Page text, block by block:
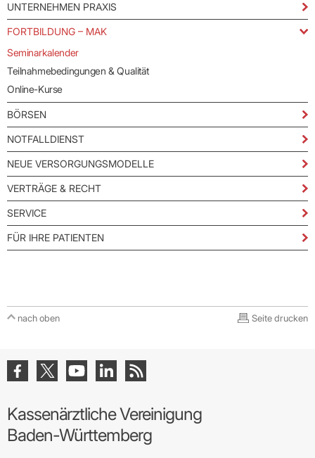
UNTERNEHMEN PRAXIS
FORTBILDUNG – MAK
Seminarkalender
Teilnahmebedingungen & Qualität
Online-Kurse
BÖRSEN
NOTFALLDIENST
NEUE VERSORGUNGSMODELLE
VERTRÄGE & RECHT
SERVICE
FÜR IHRE PATIENTEN
nach oben Seite drucken
Kassenärztliche Vereinigung
Baden-Württemberg